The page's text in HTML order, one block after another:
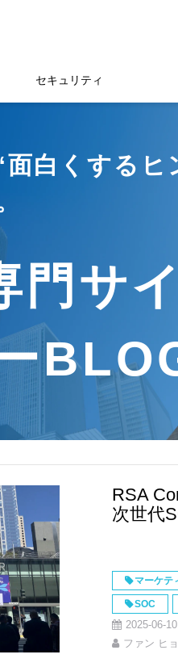
セキュリティ
白くするヒ
門サ
RSA
次世代
マーケテ
SOC
2025-06-
ファン ヒ